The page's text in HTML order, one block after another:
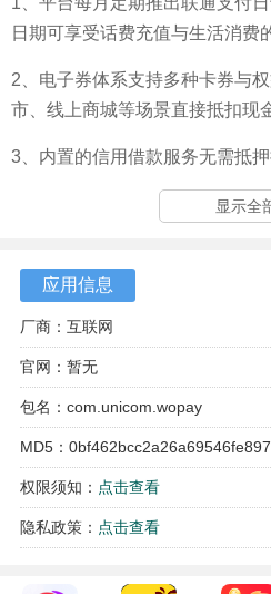
日期可享受话费充值与生活消费
2、电子券体系支持多种卡券与
市、线上商城等场景直接抵扣现
3、内置的信用借款服务无需抵
估快速审批，满足临时资金周围
显示全
应用信息
厂商：互联网
官网：暂无
包名：com.unicom.wopay
MD5：
权限须知： 点击查看
隐私政策： 点击查看